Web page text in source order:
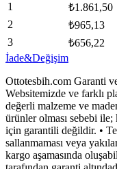
1
₺1.861,50
2
₺965,13
3
₺656,22
İade&Değişim
Ottotesbih.com Garanti
Websitemizde ve farklı
değerli malzeme ve
ürünler olması sebebi
için garantili değildir. •
sallanmaması veya
kargo aşamasında